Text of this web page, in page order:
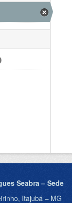
Seabra – Sede
Itajubá – MG